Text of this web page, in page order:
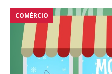
COMÉRCIO